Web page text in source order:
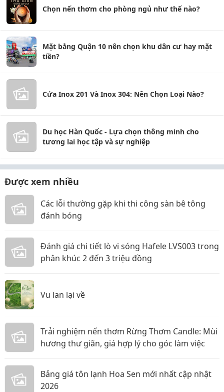
Chọn nến thơm cho phòng ngủ như thế nào?
Mặt bằng Quận 10 nên chọn khu dân cư hay mặt
tiền?
Cửa Inox 201 Và Inox 304: Nên Chọn Loại Nào?
Du học Hàn Quốc - Lựa chọn thông minh cho
tương lai học tập và sự nghiệp
Được xem nhiều
Các lỗi thường gặp khi thi công sàn bê tông
đánh bóng
Đánh giá chi tiết lò vi sóng Hafele LVS003 trong
phân khúc 2 đến 3 triệu đồng
Vu lan lại về
Trải nghiệm nến thơm Rừng Thơm Candle: Mùi
hương thư giãn, giá hợp lý cho góc làm việc
Bảng giá tôn lạnh Hoa Sen mới nhất cập nhật
2026